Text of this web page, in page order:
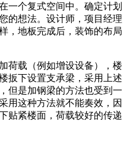
一个复式空间中。确定计划
的想法。设计师，项目经理
，地板完成后，装饰的布局
荷载（例如增设设备），楼
扳下设置支承梁，采用上述
但是加钢梁的方法也受到一
用这种方法就不能奏效，因
贴紧楼面，荷载较好的传递